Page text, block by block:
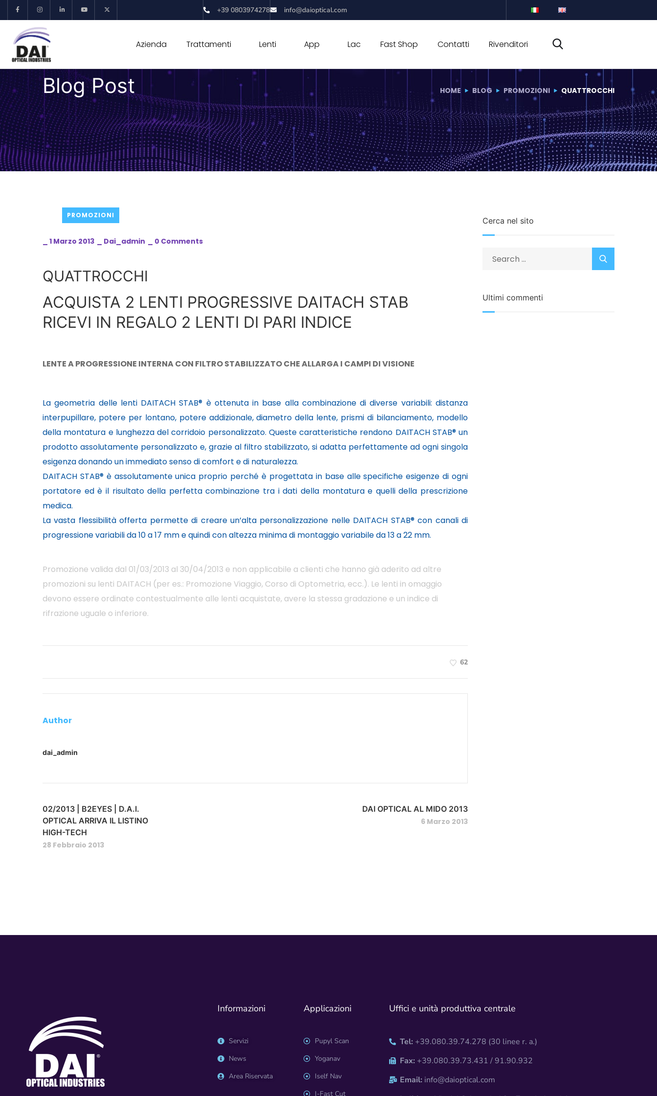
+39 0803974278 info@daioptical.com
Azienda Trattamenti Lenti App Lac Fast Shop Contatti Rivenditori
Blog Post HOME BLOG PROMOZIONI QUATTROCCHI
PROMOZIONI
1 Marzo 2013 Dai_admin 0 Comments
QUATTROCCHI
ACQUISTA 2 LENTI PROGRESSIVE DAITACH STAB
RICEVI IN REGALO 2 LENTI DI PARI INDICE
LENTE A PROGRESSIONE INTERNA CON FILTRO STABILIZZATO CHE ALLARGA I CAMPI DI VISIONE
La geometria delle lenti DAITACH STAB® è ottenuta in base alla combinazione di diverse variabili: distanza
interpupillare, potere per lontano, potere addizionale, diametro della lente, prismi di bilanciamento, modello
della montatura e lunghezza del corridoio personalizzato. Queste caratteristiche rendono DAITACH STAB® un
prodotto assolutamente personalizzato e, grazie al filtro stabilizzato, si adatta perfettamente ad ogni singola
esigenza donando un immediato senso di comfort e di naturalezza.
DAITACH STAB® è assolutamente unica proprio perché è progettata in base alle specifiche esigenze di ogni
portatore ed è il risultato della perfetta combinazione tra i dati della montatura e quelli della prescrizione
medica.
La vasta flessibilità offerta permette di creare un’alta personalizzazione nelle DAITACH STAB® con canali di
progressione variabili da 10 a 17 mm e quindi con altezza minima di montaggio variabile da 13 a 22 mm.
Promozione valida dal 01/03/2013 al 30/04/2013 e non applicabile a clienti che hanno già aderito ad altre
promozioni su lenti DAITACH (per es.: Promozione Viaggio, Corso di Optometria, ecc.). Le lenti in omaggio
devono essere ordinate contestualmente alle lenti acquistate, avere la stessa gradazione e un indice di
rifrazione uguale o inferiore.
62
Author
dai_admin
02/2013 | B2EYES | D.A.I.
OPTICAL ARRIVA IL LISTINO
HIGH-TECH
28 Febbraio 2013
DAI OPTICAL AL MIDO 2013
6 Marzo 2013
Cerca nel sito
Ultimi commenti
Informazioni
Servizi
News
Area Riservata
Applicazioni
Pupyl Scan
Yoganav
Iself Nav
I-Fast Cut
Uffici e unità produttiva centrale
Tel: +39.080.39.74.278 (30 linee r. a.)
Fax: +39.080.39.73.431 / 91.90.932
Email: info@daioptical.com